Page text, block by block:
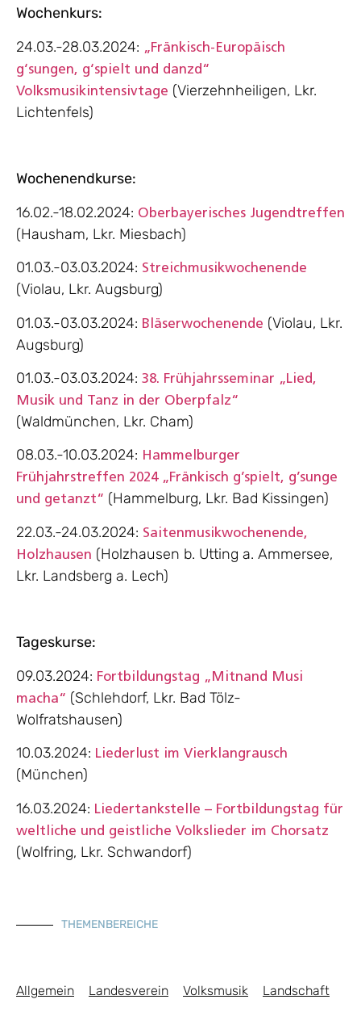
Wochenkurs:
24.03.-28.03.2024: „Fränkisch-Europäisch
g‘sungen, g‘spielt und danzd“
Volksmusikintensivtage (Vierzehnheiligen, Lkr.
Lichtenfels)
Wochenendkurse:
16.02.-18.02.2024: Oberbayerisches Jugendtreffen
(Hausham, Lkr. Miesbach)
01.03.-03.03.2024: Streichmusikwochenende
(Violau, Lkr. Augsburg)
01.03.-03.03.2024: Bläserwochenende (Violau, Lkr.
Augsburg)
01.03.-03.03.2024: 38. Frühjahrsseminar „Lied,
Musik und Tanz in der Oberpfalz“
(Waldmünchen, Lkr. Cham)
08.03.-10.03.2024: Hammelburger
Frühjahrstreffen 2024 „Fränkisch g’spielt, g’sunge
und getanzt“ (Hammelburg, Lkr. Bad Kissingen)
22.03.-24.03.2024: Saitenmusikwochenende,
Holzhausen (Holzhausen b. Utting a. Ammersee,
Lkr. Landsberg a. Lech)
Tageskurse:
09.03.2024: Fortbildungstag „Mitnand Musi
macha“ (Schlehdorf, Lkr. Bad Tölz-
Wolfratshausen)
10.03.2024: Liederlust im Vierklangrausch
(München)
16.03.2024: Liedertankstelle – Fortbildungstag für
weltliche und geistliche Volkslieder im Chorsatz
(Wolfring, Lkr. Schwandorf)
THEMENBEREICHE
Allgemein Landesverein Volksmusik Landschaft